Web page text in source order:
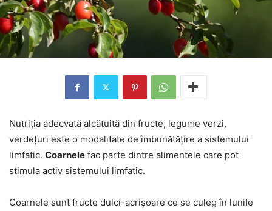
Nutriția adecvată alcătuită din fructe, legume verzi,
verdețuri este o modalitate de îmbunătățire a sistemului
limfatic. Coarnele fac parte dintre alimentele care pot
stimula activ sistemului limfatic.
Coarnele sunt fructe dulci-acrișoare ce se culeg în lunile